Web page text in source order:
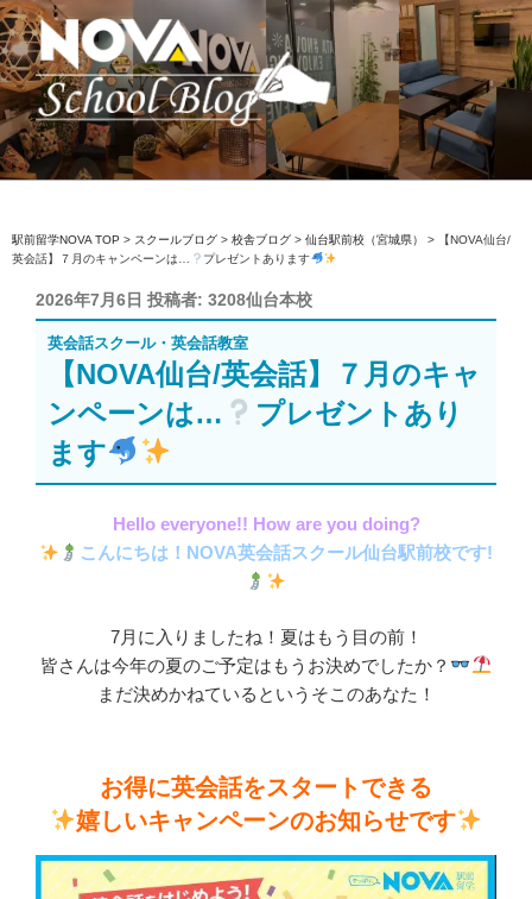
コ
ン
テ
ン
ツ
へ
ス
ッ
プ
駅前留学NOVA【公式】スクールブロ
英会話スクール・英会話教室
駅前留学NOVA TOP > スクールブログ > 校舎ブログ > 仙台駅前校（宮城県） >
【NOVA仙台/
英会話】７月のキャンペーンは…
プレゼントあります
投
稿
日:
2026年7月6日 投稿者: 3208仙台本校
英会話スクール・英会話教室
【NOVA仙台/英会話】７月のキャ
ンペーンは…
プレゼントあり
ます
Hello everyone!! How are you doing?
こんにちは！NOVA英会話スクール仙台駅前校です!
7月に入りましたね！夏はもう目の前！
皆さんは今年の夏のご予定はもうお決めでしたか？
まだ決めかねているというそこのあなた！
お得に英会話をスタートできる
嬉しいキャンペーンのお知らせです